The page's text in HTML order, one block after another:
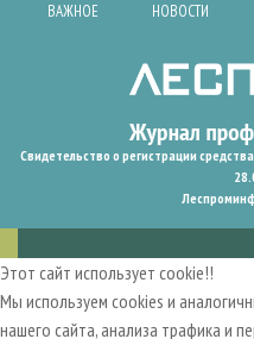
ВАЖНОЕ НОВОСТИ
Свидетельство о регистрации
Этот сайт использует cookie!!
Мы используем cookies и
нашего сайта, анализа трафика и